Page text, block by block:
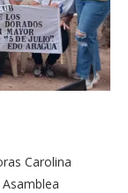
Carolina